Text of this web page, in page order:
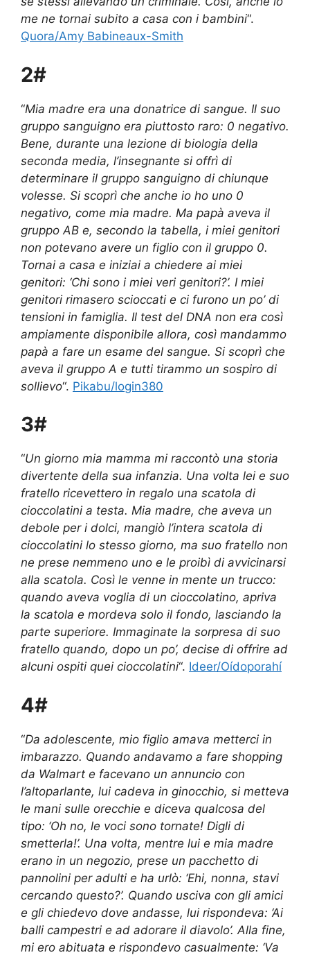
me ne tornai subito a casa con i bambini“.
Quora/Amy Babineaux-Smith
2#
“Mia madre era una donatrice di sangue. Il suo
gruppo sanguigno era piuttosto raro: 0 negativo.
Bene, durante una lezione di biologia della
seconda media, l’insegnante si offrì di
determinare il gruppo sanguigno di chiunque
volesse. Si scoprì che anche io ho uno 0
negativo, come mia madre. Ma papà aveva il
gruppo AB e, secondo la tabella, i miei genitori
non potevano avere un figlio con il gruppo 0.
Tornai a casa e iniziai a chiedere ai miei
genitori: ‘Chi sono i miei veri genitori?’. I miei
genitori rimasero scioccati e ci furono un po’ di
tensioni in famiglia. Il test del DNA non era così
ampiamente disponibile allora, così mandammo
papà a fare un esame del sangue. Si scoprì che
aveva il gruppo A e tutti tirammo un sospiro di
sollievo“. Pikabu/login380
3#
“Un giorno mia mamma mi raccontò una storia
divertente della sua infanzia. Una volta lei e suo
fratello ricevettero in regalo una scatola di
cioccolatini a testa. Mia madre, che aveva un
debole per i dolci, mangiò l’intera scatola di
cioccolatini lo stesso giorno, ma suo fratello non
ne prese nemmeno uno e le proibì di avvicinarsi
alla scatola. Così le venne in mente un trucco:
quando aveva voglia di un cioccolatino, apriva
la scatola e mordeva solo il fondo, lasciando la
parte superiore. Immaginate la sorpresa di suo
fratello quando, dopo un po’, decise di offrire ad
alcuni ospiti quei cioccolatini“. Ideer/Oídoporahí
4#
“Da adolescente, mio ​​figlio amava metterci in
imbarazzo. Quando andavamo a fare shopping
da Walmart e facevano un annuncio con
l’altoparlante, lui cadeva in ginocchio, si metteva
le mani sulle orecchie e diceva qualcosa del
tipo: ‘Oh no, le voci sono tornate! Digli di
smetterla!’. Una volta, mentre lui e mia madre
erano in un negozio, prese un pacchetto di
pannolini per adulti e ha urlò: ‘Ehi, nonna, stavi
cercando questo?’. Quando usciva con gli amici
e gli chiedevo dove andasse, lui rispondeva: ‘Ai
balli campestri e ad adorare il diavolo’. Alla fine,
mi ero abituata e rispondevo casualmente: ‘Va